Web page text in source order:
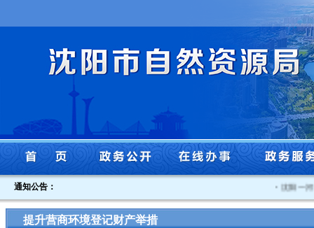
通知公告： 沈阳一河
提升营商环境登记财产举措